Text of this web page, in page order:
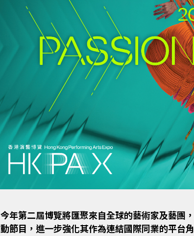
今年第二屆博覽將匯聚來自全球的藝術家及藝團
動節目，進一步強化其作為連結國際同業的平台